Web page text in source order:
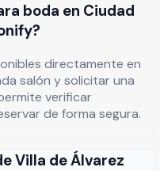
boda en Ciudad
directamente en
salón y solicitar una
verificar
de forma segura.
Villa de Álvarez